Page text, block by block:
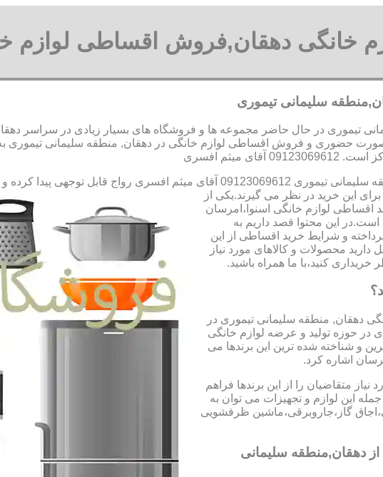
خانگی دهقان,فروش اقساطی لوازم
سلیمانی تیموری
تیموری در حال حاضر مجموعه ها و فروشگاه های بسیار زیادی در سراسر
حضوری و فروش اقساطی لوازم خانگی در دهقان, منطقه سلیمانی تیموری
میثم افسری
آقای میثم افسری
رواج قابل توجهی پیدا کرده
این خرید در نظر می گیرند.یکی از
اقساطی لوازم خانگی اسنوا،امرسان
این محتوا قصد داریم به
و شرایط خرید اقساطی از این
محصولات و کالاهای مورد نیاز
کنید،با ما همراه باشید.
دهقان, منطقه سلیمانی تیموری در
در حوزه تولید و عرضه لوازم خانگی
و شناخته شده ترین این برندها می
اشاره کرد.
متقاضیان را از این برندها فراهم
این لوازم و تجهیزات می توان به
گاز،جاروبرقی،ماشین ظرفشویی
دهقان,منطقه سلیمانی